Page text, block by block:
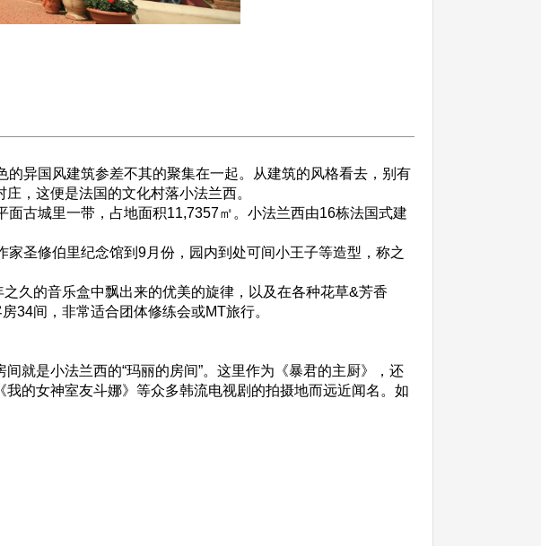
异国风建筑参差不其的聚集在一起。从建筑的风格看去，别有
，这便是法国的文化村落小法兰西。
古城里一带，占地面积11,7357㎡。小法兰西由16栋法国式建
圣修伯里纪念馆到9月份，园内到处可间小王子等造型，称之
久的音乐盒中飘出来的优美的旋律，以及在各种花草&芳香
34间，非常适合团体修练会或MT旅行。
就是小法兰西的“玛丽的房间”。这里作为《暴君的主厨》，还
的女神室友斗娜》等众多韩流电视剧的拍摄地而远近闻名。如